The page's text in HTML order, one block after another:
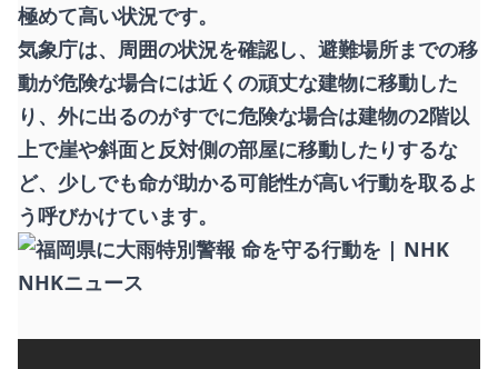
極めて高い状況です。
気象庁は、周囲の状況を確認し、避難場所までの移
動が危険な場合には近くの頑丈な建物に移動した
り、外に出るのがすでに危険な場合は建物の2階以
上で崖や斜面と反対側の部屋に移動したりするな
ど、少しでも命が助かる可能性が高い行動を取るよ
う呼びかけています。
NHKニュース